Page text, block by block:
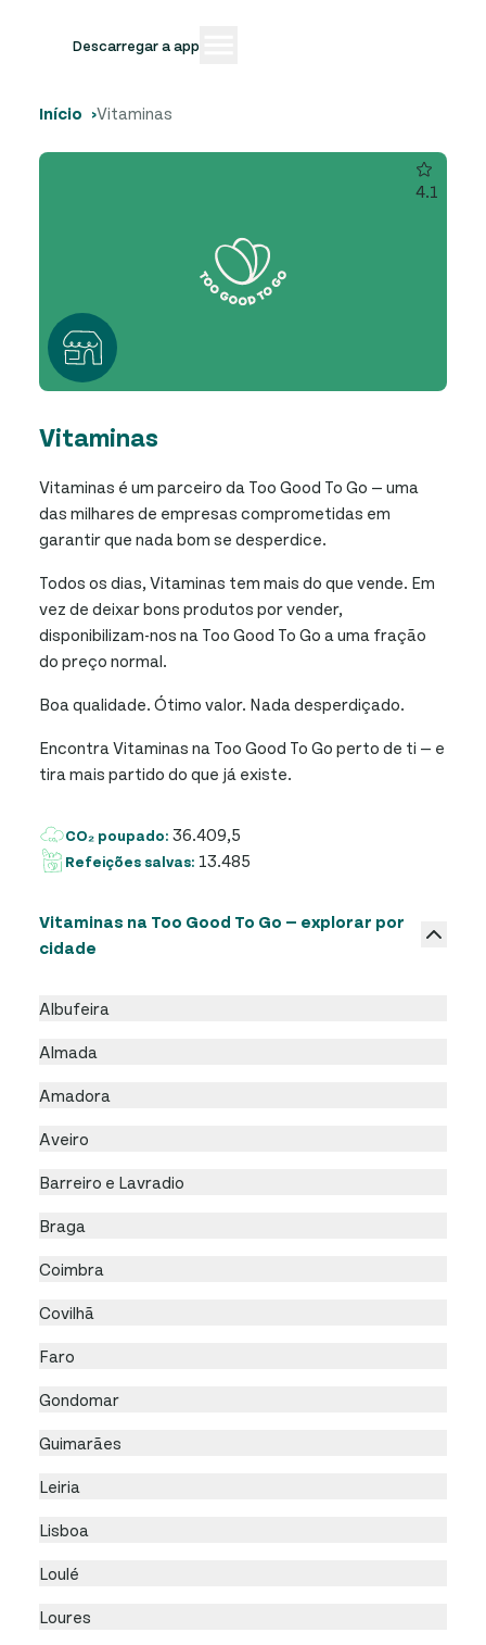
Descarregar a app
Início Vitaminas
4.1
Vitaminas
Vitaminas é um parceiro da Too Good To Go — uma
das milhares de empresas comprometidas em
garantir que nada bom se desperdice.
Todos os dias, Vitaminas tem mais do que vende. Em
vez de deixar bons produtos por vender,
disponibilizam-nos na Too Good To Go a uma fração
do preço normal.
Boa qualidade. Ótimo valor. Nada desperdiçado.
Encontra Vitaminas na Too Good To Go perto de ti — e
tira mais partido do que já existe.
CO₂ poupado: 36.409,5
Refeições salvas: 13.485
Vitaminas na Too Good To Go — explorar por
cidade
Albufeira
Almada
Amadora
Aveiro
Barreiro e Lavradio
Braga
Coimbra
Covilhã
Faro
Gondomar
Guimarães
Leiria
Lisboa
Loulé
Loures